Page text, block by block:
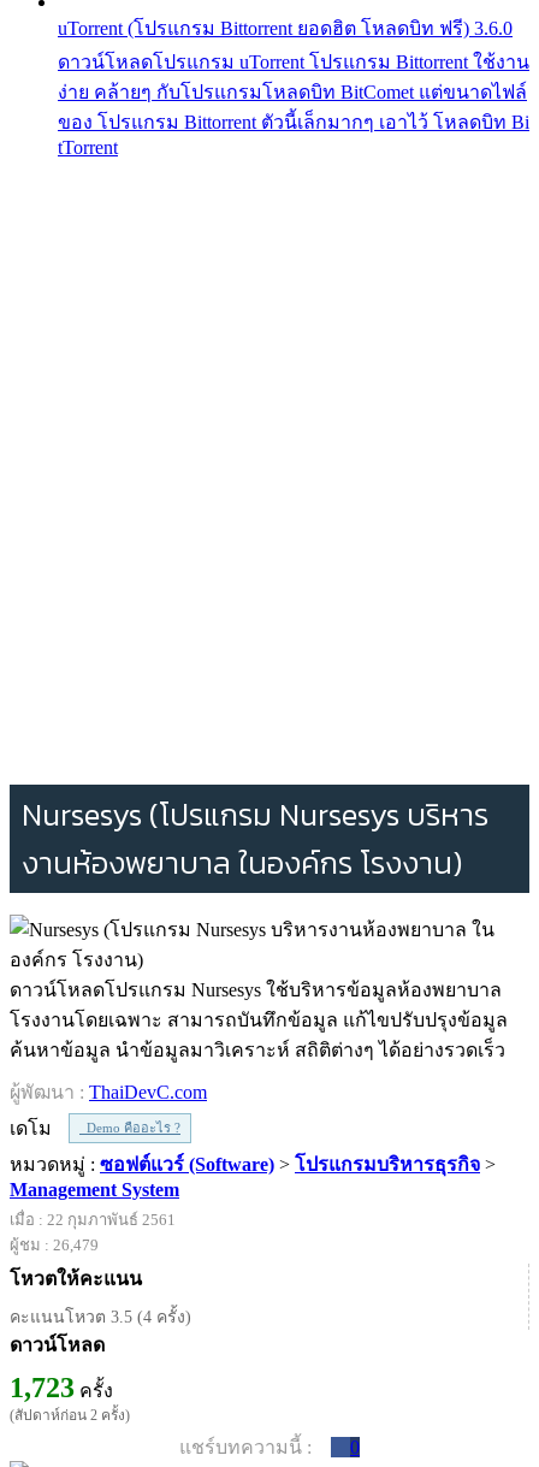
uTorrent (โปรแกรม Bittorrent ยอดฮิต โหลดบิท ฟรี) 3.6.0
ดาวน์โหลดโปรแกรม uTorrent โปรแกรม Bittorrent ใช้งาน
ง่าย คล้ายๆ กับโปรแกรมโหลดบิท BitComet แต่ขนาดไฟล์
ของ โปรแกรม Bittorrent ตัวนี้เล็กมากๆ เอาไว้ โหลดบิท Bi
tTorrent
Nursesys (โปรแกรม Nursesys บริหาร
งานห้องพยาบาล ในองค์กร โรงงาน)
ดาวน์โหลดโปรแกรม Nursesys ใช้บริหารข้อมูลห้องพยาบาล
โรงงานโดยเฉพาะ สามารถบันทึกข้อมูล แก้ไขปรับปรุงข้อมูล
ค้นหาข้อมูล นำข้อมูลมาวิเคราะห์ สถิติต่างๆ ได้อย่างรวดเร็ว
ผู้พัฒนา : ThaiDevC.com
เดโม
Demo คืออะไร ?
หมวดหมู่ : ซอฟต์แวร์ (Software) > โปรแกรมบริหารธุรกิจ >
Management System
เมื่อ : 22 กุมภาพันธ์ 2561
ผู้ชม : 26,479
โหวตให้คะแนน
คะแนนโหวต 3.5 (4 ครั้ง)
ดาวน์โหลด
1,723 ครั้ง
(สัปดาห์ก่อน 2 ครั้ง)
แชร์บทความนี้ : 0